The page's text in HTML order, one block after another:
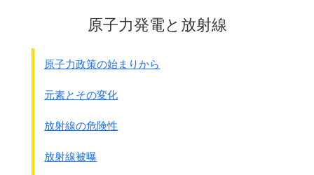
批准 1995年(平成7年)9月15日
第一条 一般的義務
1 締約国は、いかなる場合にも、
次のことを行わないことを約束する。
生産その他の方法によって取得し、
直接もしくは間接に移譲すること。
(c)化学兵器を使用するための
原子力発電と放射線
原子力政策の始まりから
元素とその変化
放射線の危険性
放射線被曝